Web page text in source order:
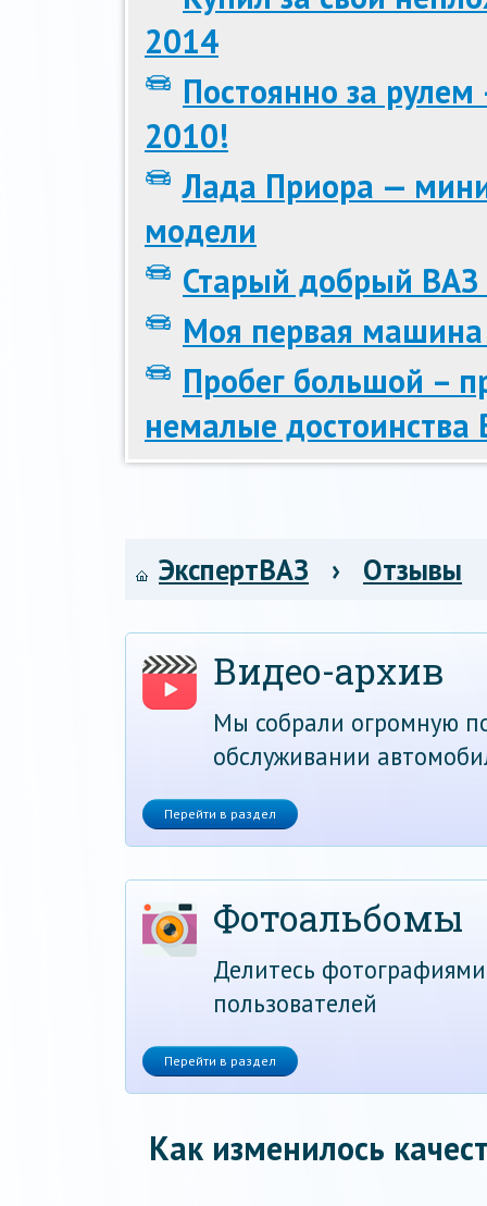
2014
Постоянно за
2010!
Лада Приора —
модели
Старый добрый
Моя первая
Пробег большой –
немалые достоинства
ЭкспертВАЗ › Отзывы
Видео-архив
Мы собрали огромную
обслуживании
Перейти в раздел
Фотоальбомы
Делитесь
пользователей
Перейти в раздел
Как изменилось